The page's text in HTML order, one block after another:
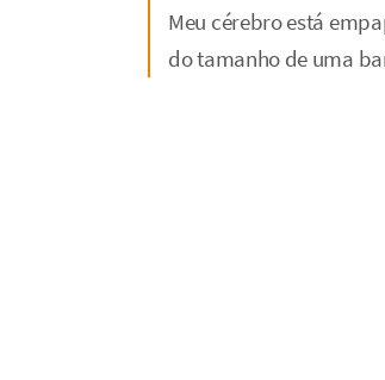
Meu cérebro está
do tamanho de uma